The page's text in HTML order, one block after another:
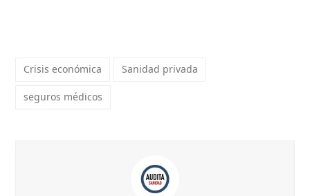
Crisis económica Sanidad privada
seguros médicos